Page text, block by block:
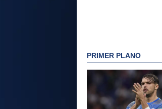
PRIMER PLANO